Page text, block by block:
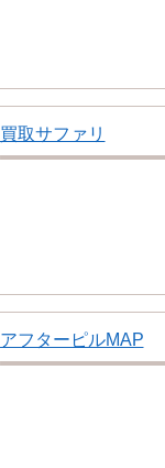
買取サファリ
アフターピルMAP